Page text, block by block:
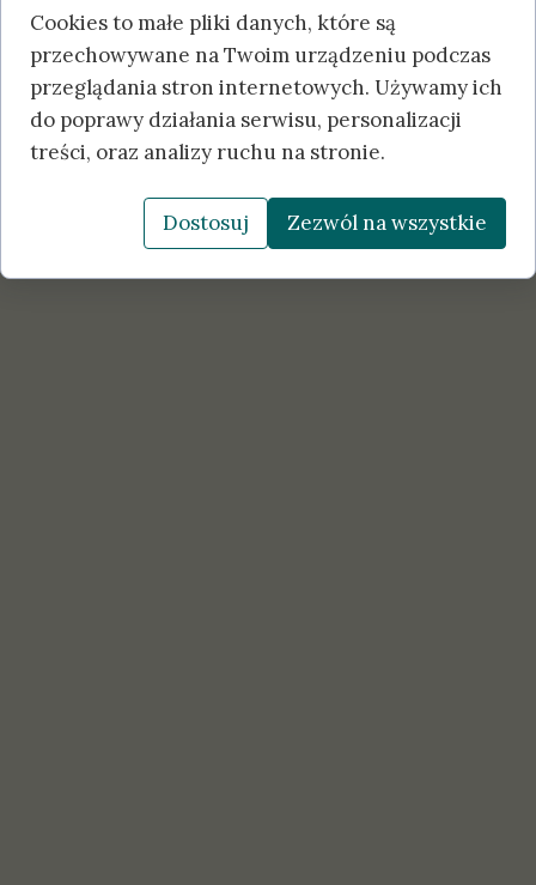
Cookies to małe pliki danych, które są
przechowywane na Twoim urządzeniu podczas
przeglądania stron internetowych. Używamy ich
do poprawy działania serwisu, personalizacji
treści, oraz analizy ruchu na stronie.
Dostosuj Zezwól na wszystkie